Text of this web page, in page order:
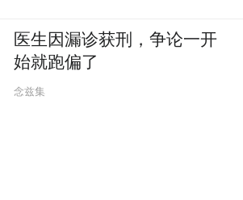
医生因漏诊获刑，争论一开
始就跑偏了
念兹集